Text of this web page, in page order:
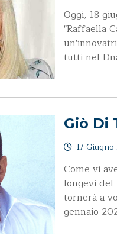
Oggi, 18
"Raffaella
tutti nel
Giò Di
17
Come vi
longevi del
tornerà a
gennaio